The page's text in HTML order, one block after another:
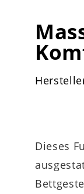
Dieses